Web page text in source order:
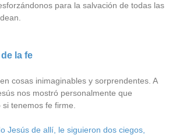
para la salvación de todas las
la fe
cosas inimaginables y sorprendentes. A
nos mostró personalmente que
tenemos fe firme.
Jesús de allí, le siguieron dos ciegos,